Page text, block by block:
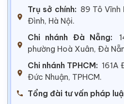
Trụ sở chính: 89 Tô Vĩnh
Đình, Hà Nội.
Chi nhánh Đà Nẵng:
phường Hoà Xuân, Đà
Chi nhánh TPHCM: 161A
Đức Nhuận, TPHCM.
Tổng đài tư vấn pháp